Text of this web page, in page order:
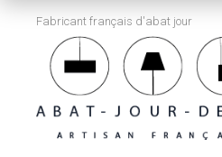
Fabricant français d'abat jour